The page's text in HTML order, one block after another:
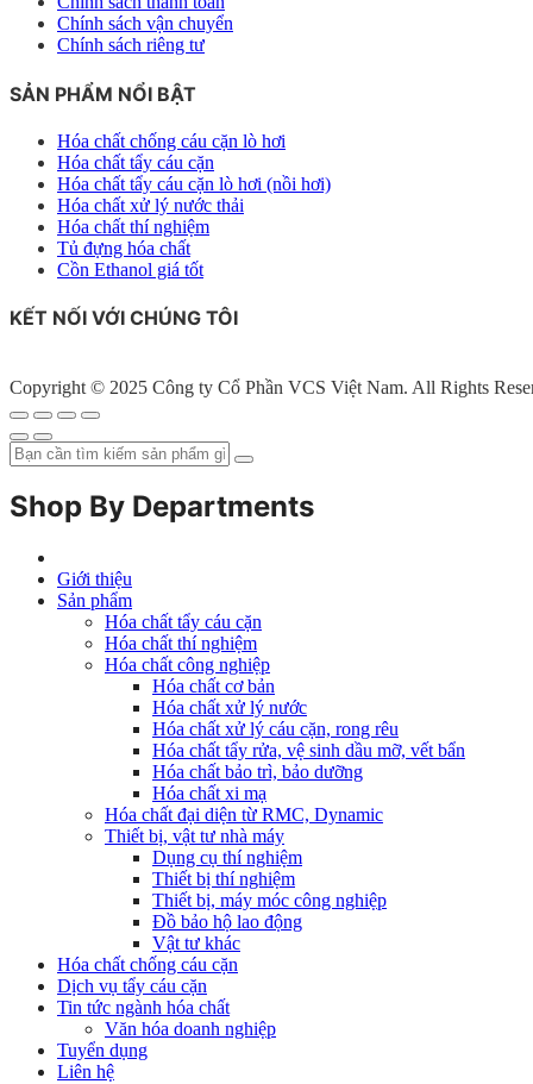
Chính sách vận chuyển
Chính sách riêng tư
SẢN PHẨM NỔI BẬT
Hóa chất chống cáu cặn lò hơi
Hóa chất tẩy cáu cặn
Hóa chất tẩy cáu cặn lò hơi (nồi hơi)
Hóa chất xử lý nước thải
Hóa chất thí nghiệm
Tủ đựng hóa chất
Cồn Ethanol giá tốt
KẾT NỐI VỚI CHÚNG TÔI
Copyright © 2025 Công ty Cổ Phần VCS Việt Nam. All Rights
Shop By Departments
Giới thiệu
Sản phẩm
Hóa chất tẩy cáu cặn
Hóa chất thí nghiệm
Hóa chất công nghiệp
Hóa chất cơ bản
Hóa chất xử lý nước
Hóa chất xử lý cáu cặn, rong rêu
Hóa chất tẩy rửa, vệ sinh dầu mỡ, vết bẩn
Hóa chất bảo trì, bảo dưỡng
Hóa chất xi mạ
Hóa chất đại diện từ RMC, Dynamic
Thiết bị, vật tư nhà máy
Dụng cụ thí nghiệm
Thiết bị thí nghiệm
Thiết bị, máy móc công nghiệp
Đồ bảo hộ lao động
Vật tư khác
Hóa chất chống cáu cặn
Dịch vụ tẩy cáu cặn
Tin tức ngành hóa chất
Văn hóa doanh nghiệp
Tuyển dụng
Liên hệ